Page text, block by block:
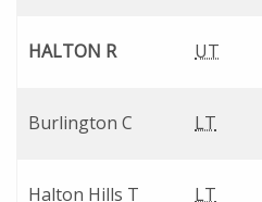
HALTON R UT
Burlington C LT
Halton Hills T LT